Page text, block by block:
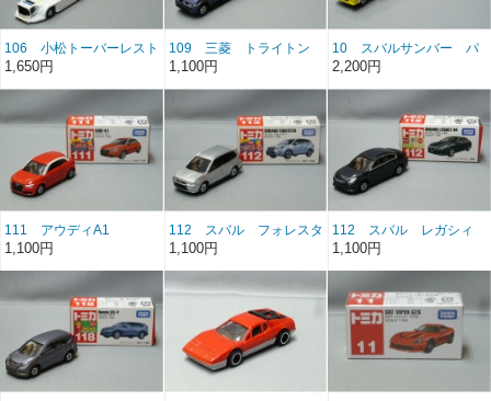
106 小松トーバーレスト
ラクターWZ4000
1,650円
109 三菱 トライトン
1,100円
10 スバルサンバー パ
ン屋
2,200円
111 アウディA1
1,100円
112 スバル フォレスタ
ー1,100円
112 スバル レガシィ
B4
1,100円